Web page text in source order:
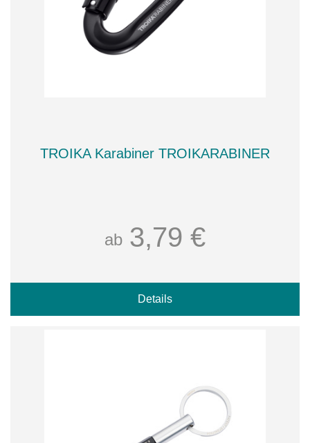
TROIKA Karabiner TROIKARABINER
ab 3,79 €
Details